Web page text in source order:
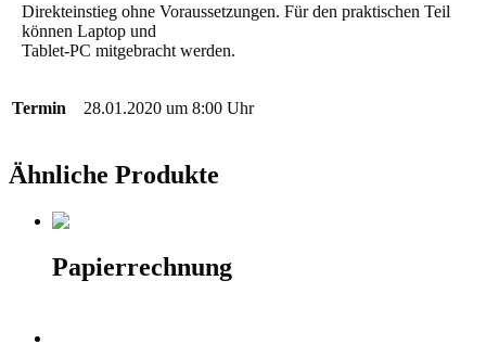
Direkteinstieg ohne Voraussetzungen. Für den praktischen Teil
können Laptop und
Tablet-PC mitgebracht werden.
Termin 28.01.2020 um 8:00 Uhr
Ähnliche Produkte
Papierrechnung